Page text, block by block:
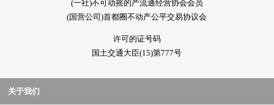
(一社)不可动摇的产流通经营协会会员
(国营公司)首都圈不动产公平交易协议会
许可的证号码
国土交通大臣(15)第777号
关于我们